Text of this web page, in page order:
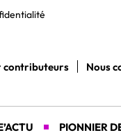
contributeurs Nous
PIONNIER